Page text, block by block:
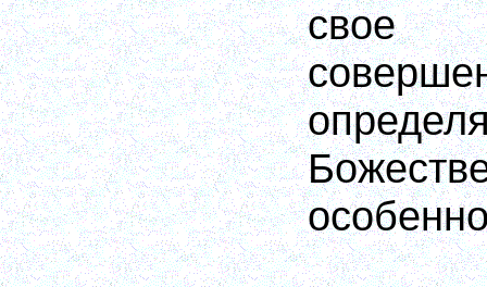
свое